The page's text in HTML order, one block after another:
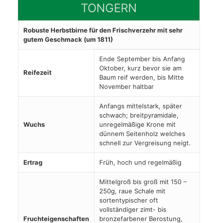
TONGERN
Robuste Herbstbirne für den Frischverzehr mit sehr
gutem Geschmack (um 1811)
Reifezeit
Ende September bis Anfang
Oktober, kurz bevor sie am
Baum reif werden, bis Mitte
November haltbar
Wuchs
Anfangs mittelstark, später
schwach; breitpyramidale,
unregelmäßige Krone mit
dünnem Seitenholz welches
schnell zur Vergreisung neigt.
Ertrag Früh, hoch und regelmäßig
Fruchteigenschaften
Mittelgroß bis groß mit 150 –
250g, raue Schale mit
sortentypischer oft
vollständiger zimt- bis
bronzefarbener Berostung,